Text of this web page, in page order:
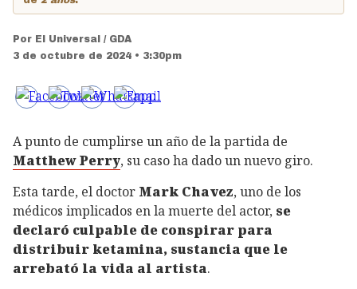
Por El Universal / GDA
3 de octubre de 2024 • 3:30pm
A punto de cumplirse un año de la partida de
Matthew Perry, su caso ha dado un nuevo giro.
Esta tarde, el doctor Mark Chavez, uno de los
médicos implicados en la muerte del actor, se
declaró culpable de conspirar para
distribuir ketamina, sustancia que le
arrebató la vida al artista.